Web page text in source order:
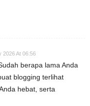
2026 At 06:56
berapa lama Anda
blogging terlihat
hebat, serta